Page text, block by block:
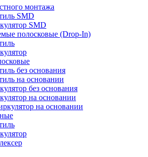
монтажа
SMD
SMD
полосковые (Drop-In)
без основания
на основании
без основания
на основании
на основании